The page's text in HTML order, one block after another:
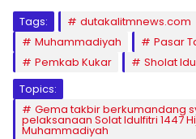
Tags: dutakalitmnews.com
Muhammadiyah
Pasar
Pemkab Kukar
Sholat
Topics:
Gema takbir berkumandang
pelaksanaan Solat Idulfitri 1447
Muhammadiyah